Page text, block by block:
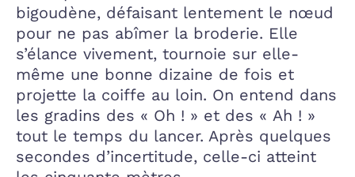
bigoudène, défaisant lentement le nœud
pour ne pas abîmer la broderie. Elle
s’élance vivement, tournoie sur elle-
même une bonne dizaine de fois et
projette la coiffe au loin. On entend dans
les gradins des « Oh ! » et des « Ah ! »
tout le temps du lancer. Après quelques
secondes d’incertitude, celle-ci atteint